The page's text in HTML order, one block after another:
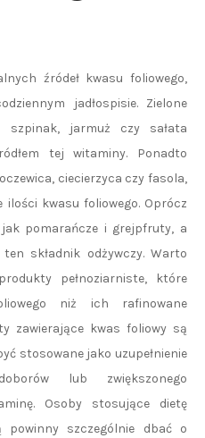
źródeł kwasu foliowego,
jadłospisie. Zielone
jarmuż czy sałata
tej witaminy. Ponadto
ciecierzyca czy fasola,
kwasu foliowego. Oprócz
pomarańcze i grejpfruty, a
składnik odżywczy. Warto
pełnoziarniste, które
niż ich rafinowane
zawierające kwas foliowy są
stosowane jako uzupełnienie
lub zwiększonego
Osoby stosujące dietę
powinny szczególnie dbać o